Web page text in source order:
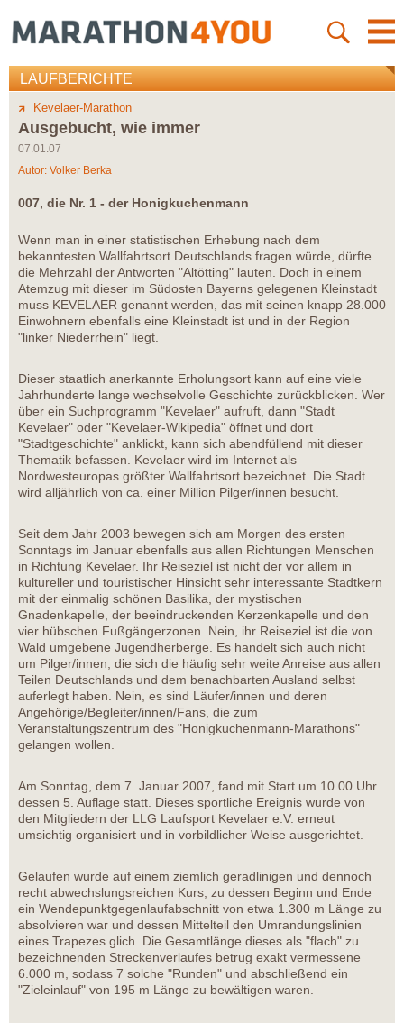
LAUFBERICHTE
Kevelaer-Marathon
Ausgebucht, wie immer
07.01.07
Autor: Volker Berka
007, die Nr. 1 - der Honigkuchenmann
Wenn man in einer statistischen Erhebung nach dem
bekanntesten Wallfahrtsort Deutschlands fragen würde, dürfte
die Mehrzahl der Antworten "Altötting" lauten. Doch in einem
Atemzug mit dieser im Südosten Bayerns gelegenen Kleinstadt
muss KEVELAER genannt werden, das mit seinen knapp 28.000
Einwohnern ebenfalls eine Kleinstadt ist und in der Region
"linker Niederrhein" liegt.
Dieser staatlich anerkannte Erholungsort kann auf eine viele
Jahrhunderte lange wechselvolle Geschichte zurückblicken. Wer
über ein Suchprogramm "Kevelaer" aufruft, dann "Stadt
Kevelaer" oder "Kevelaer-Wikipedia" öffnet und dort
"Stadtgeschichte" anklickt, kann sich abendfüllend mit dieser
Thematik befassen. Kevelaer wird im Internet als
Nordwesteuropas größter Wallfahrtsort bezeichnet. Die Stadt
wird alljährlich von ca. einer Million Pilger/innen besucht.
Seit dem Jahr 2003 bewegen sich am Morgen des ersten
Sonntags im Januar ebenfalls aus allen Richtungen Menschen
in Richtung Kevelaer. Ihr Reiseziel ist nicht der vor allem in
kultureller und touristischer Hinsicht sehr interessante Stadtkern
mit der einmalig schönen Basilika, der mystischen
Gnadenkapelle, der beeindruckenden Kerzenkapelle und den
vier hübschen Fußgängerzonen. Nein, ihr Reiseziel ist die von
Wald umgebene Jugendherberge. Es handelt sich auch nicht
um Pilger/innen, die sich die häufig sehr weite Anreise aus allen
Teilen Deutschlands und dem benachbarten Ausland selbst
auferlegt haben. Nein, es sind Läufer/innen und deren
Angehörige/Begleiter/innen/Fans, die zum
Veranstaltungszentrum des "Honigkuchenmann-Marathons"
gelangen wollen.
Am Sonntag, dem 7. Januar 2007, fand mit Start um 10.00 Uhr
dessen 5. Auflage statt. Dieses sportliche Ereignis wurde von
den Mitgliedern der LLG Laufsport Kevelaer e.V. erneut
umsichtig organisiert und in vorbildlicher Weise ausgerichtet.
Gelaufen wurde auf einem ziemlich geradlinigen und dennoch
recht abwechslungsreichen Kurs, zu dessen Beginn und Ende
ein Wendepunktgegenlaufabschnitt von etwa 1.300 m Länge zu
absolvieren war und dessen Mittelteil den Umrandungslinien
eines Trapezes glich. Die Gesamtlänge dieses als "flach" zu
bezeichnenden Streckenverlaufes betrug exakt vermessene
6.000 m, sodass 7 solche "Runden" und abschließend ein
"Zieleinlauf" von 195 m Länge zu bewältigen waren.